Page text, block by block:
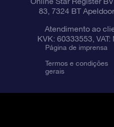
83, 7324 BT
Atendimento ao
KVK: 60333553,
Página de imprensa
Termos e condições
gerais